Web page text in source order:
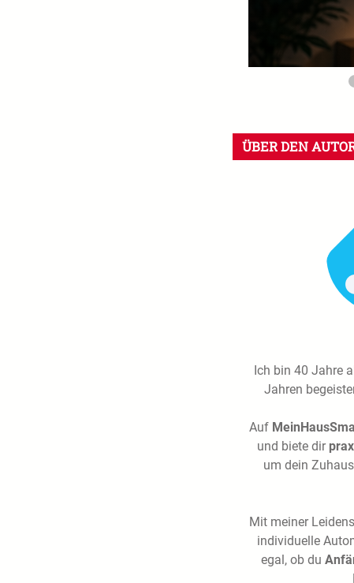
ÜBER DEN
Ich bin 40 Jahre
Jahren
Auf
und biete dir
um dein
Mit meiner
individuelle
egal, ob du